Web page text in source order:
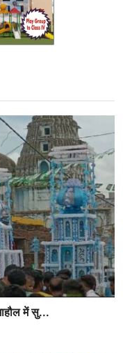
में सु...